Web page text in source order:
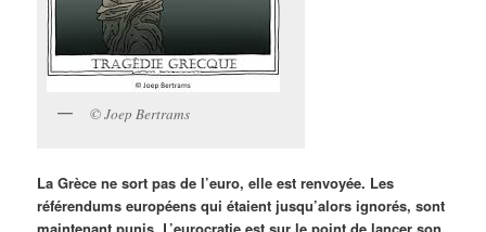
© Joep Bertrams
La Grèce ne sort pas de l’euro, elle est renvoyée. Les
référendums européens qui étaient jusqu’alors ignorés, sont